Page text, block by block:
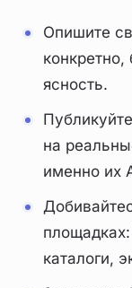
Опишите
ясность.
на
именно их
каталоги,